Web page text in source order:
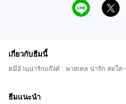
เกี่ยวกับธีมนี้
หมีอ้วนน่ารักแก๊งค์ : พาสเทล น่ารัก สดใส~
ธีมแนะนำ